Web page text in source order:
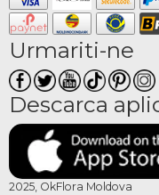
Urmariti-ne
Descarca
2025, OkFlora Moldova